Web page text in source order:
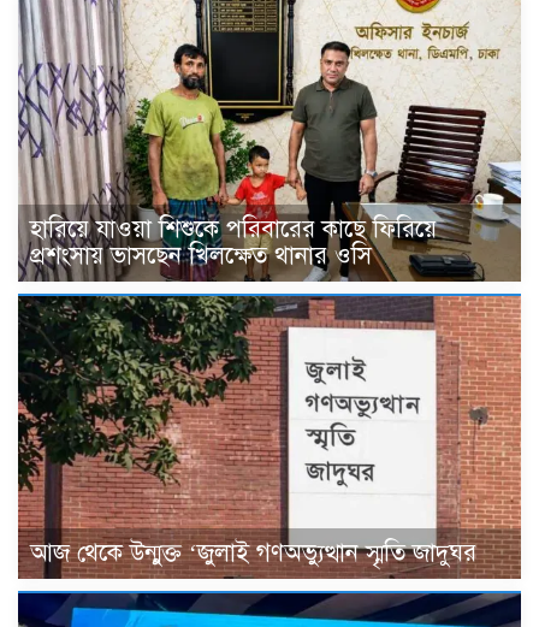
হারিয়ে যাওয়া শিশুকে পরিবারের কাছে ফিরিয়ে
প্রশংসায় ভাসছেন খিলক্ষেত থানার ওসি
আজ থেকে উন্মুক্ত ‘জুলাই গণঅভ্যুত্থান স্মৃতি জাদুঘর